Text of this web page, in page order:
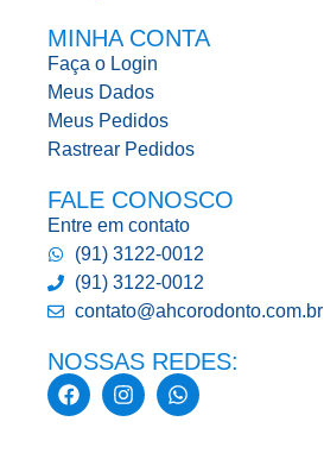
MINHA CONTA
Faça o Login
Meus Dados
Meus Pedidos
Rastrear Pedidos
FALE CONOSCO
Entre em contato
(91) 3122-0012
(91) 3122-0012
contato@ahcorodonto.com.br
NOSSAS REDES: